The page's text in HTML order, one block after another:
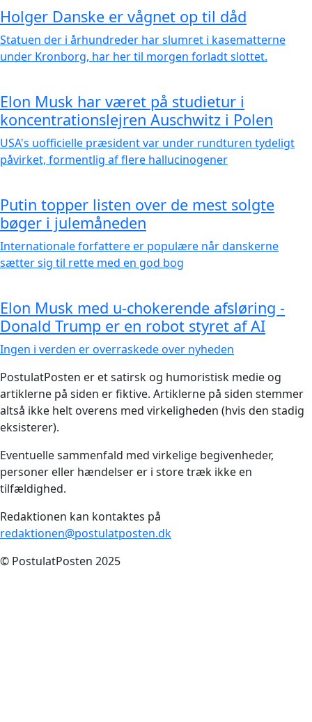
Holger Danske er vågnet op til dåd
Statuen der i århundreder har slumret i kasematterne
under Kronborg, har her til morgen forladt slottet.
Elon Musk har været på studietur i
koncentrationslejren Auschwitz i Polen
USA's uofficielle præsident var under rundturen tydeligt
påvirket, formentlig af flere hallucinogener
Putin topper listen over de mest solgte
bøger i julemåneden
Internationale forfattere er populære når danskerne
sætter sig til rette med en god bog
Elon Musk med u-chokerende afsløring -
Donald Trump er en robot styret af AI
Ingen i verden er overraskede over nyheden
PostulatPosten er et satirsk og humoristisk medie og
artiklerne på siden er fiktive. Artiklerne på siden stemmer
altså ikke helt overens med virkeligheden (hvis den stadig
eksisterer).
Eventuelle sammenfald med virkelige begivenheder,
personer eller hændelser er i store træk ikke en
tilfældighed.
Redaktionen kan kontaktes på
redaktionen@postulatposten.dk
© PostulatPosten 2025